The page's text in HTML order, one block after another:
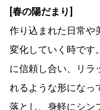
[春の陽だまり]
作り込まれた日常や
変化していく時です
に信頼し合い、リラ
れるような形になっ
落とし、身軽にシン